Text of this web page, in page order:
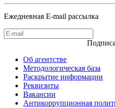
Ежедневная E-mail рассылка
Об агентстве
Методологическая база
Раскрытие информации
Реквизиты
Вакансии
Антикоррупционная